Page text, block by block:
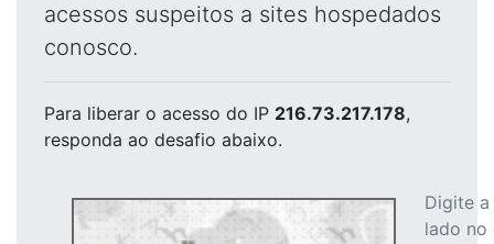
acessos suspeitos a sites hospedados
conosco.
Para liberar o acesso do IP 216.73.217.178,
responda ao desafio abaixo.
Digite
lado no